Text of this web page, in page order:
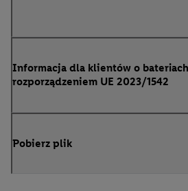
Informacja dla klientów o
rozporządzeniem UE 2023/1542
Pobierz plik